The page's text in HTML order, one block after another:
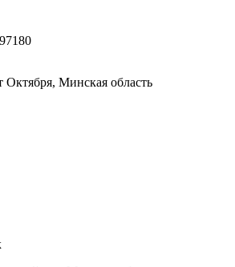
Октября, Минская область